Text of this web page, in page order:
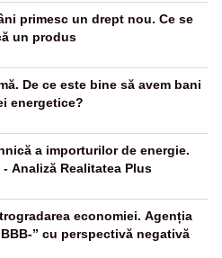
primesc un drept nou. Ce se
un produs
De ce este bine să avem bani
energetice?
a importurilor de energie.
Analiză Realitatea Plus
economiei. Agenția
” cu perspectivă negativă